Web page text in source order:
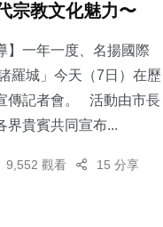
宗教文化魅力〜
】一年一度、名揚國際
羅城」今天（7日）在歷
傳記者會。 活動由市長
界貴賓共同宣布...
9,552 觀看 15 分享